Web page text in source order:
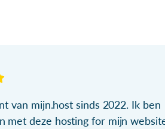
van mijn.host sinds 2022. Ik ben
met deze hosting for mijn